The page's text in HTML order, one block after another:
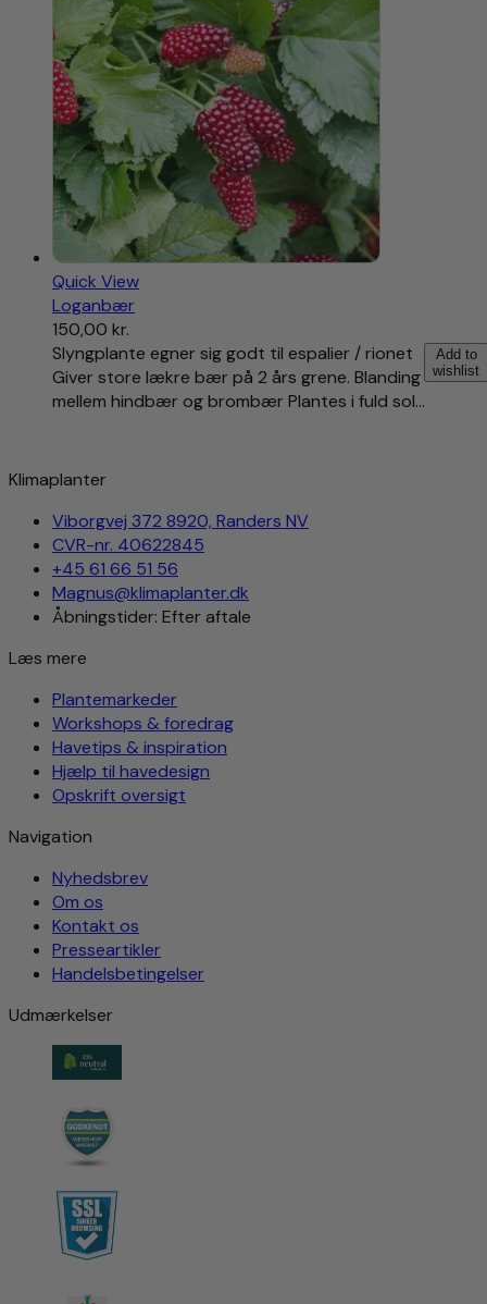
Quick View
Loganbær
150,00 kr.
Add to
wishlist
Slyngplante egner sig godt til espalier / rionet
Giver store lækre bær på 2 års grene. Blanding
mellem hindbær og brombær Plantes i fuld sol…
Klimaplanter
Viborgvej 372 8920, Randers NV
CVR-nr. 40622845
+45 61 66 51 56
Magnus@klimaplanter.dk
Åbningstider: Efter aftale
Læs mere
Plantemarkeder
Workshops & foredrag
Havetips & inspiration
Hjælp til havedesign
Opskrift oversigt
Navigation
Nyhedsbrev
Om os
Kontakt os
Presseartikler
Handelsbetingelser
Udmærkelser